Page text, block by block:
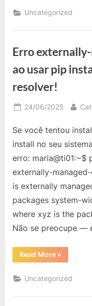
EmojiOne
para
(chat)”
Uncategorized
Erro
ao usar pip
resolver!
Posted
24/06/2025 By
Se você tentou
install no seu
erro: maria@ti01:~$
externally-
is externally
packages system-
where xyz is the
Não se preocupe —
Read More“Erro
externally-
ao
pip
»
Uncategorized